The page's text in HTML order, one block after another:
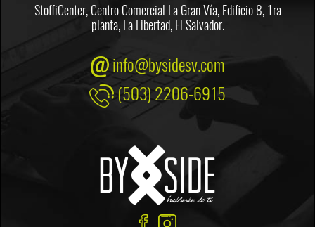
StoffiCenter, Centro Comercial La Gran Vía, Edificio 8,1ra
planta, La Libertad, El Salvador.
info@bysidesv.com
(503) 2206-6915